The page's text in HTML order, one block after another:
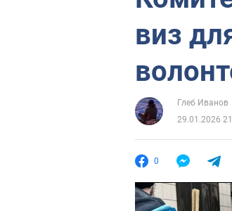
виз
Глеб Иванов
29.01.2026
0